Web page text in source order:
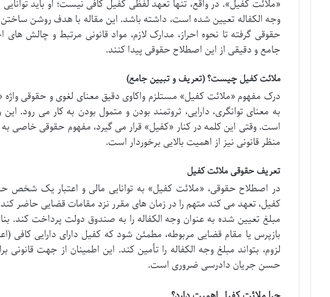
«ملائت کفیل». در واقع، تنها تعهد لفظی کفیل کافی نیست؛ او باید
وجه الکفاله تعیین شده است، داشته باشد. این مقاله با هدف روشن
حقوقی گرفته تا نحوه احراز، مدارک لازم، مواد قانونی مرتبط و چالش
جامع و دقیقی از این اصطلاح حقوقی پیدا کنند.
ملائت کفیل چیست؟ (تعریف و تبیین جامع)
درک مفهوم «ملائت کفیل» مستلزم واکاوی دقیق معنای لغوی و حقوقی
به معنای توانگری، دارایی، ثروتمند بودن و متمول بودن به کار می رود.
است. وقتی این کلمه در کنار «کفیل» قرار می گیرد، مفهوم حقوقی خاصی به
منظر قانونی نیز از اهمیت بالایی برخوردار است.
تعریف حقوقی ملائت کفیل
در اصطلاح حقوقی، «ملائت کفیل» به توانایی مالی و اعتبار یک شخص
کفیل، تعهد می کند متهم را در زمان های مقرر نزد مقامات قضایی حاضر کند.
مبلغ تعیین شده به عنوان وجه الکفاله را به صندوق دولت پرداخت کند.
بازپرس یا مقام قضایی مربوطه، مطمئن شود که کفیل دارای دارایی کافی
لزوم، بتواند مبلغ وجه الکفاله را تأمین کند. این اطمینان از جهت
حسن جریان دادرسی ضروری است.